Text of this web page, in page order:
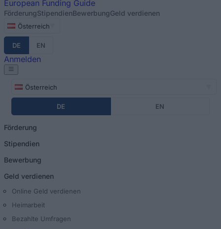
European Funding Guide
FörderungStipendienBewerbungGeld verdienen
Österreich
DE EN
Anmelden
Österreich
DE EN
Förderung
Stipendien
Bewerbung
Geld verdienen
Online Geld verdienen
Heimarbeit
Bezahlte Umfragen